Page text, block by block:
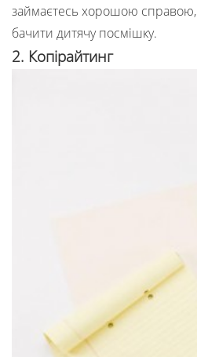
займаєтесь хорошою
бачити дитячу посмішку.
2. Копірайтинг